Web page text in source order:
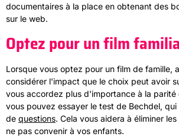
documentaires à la place en obtenant des
sur le web.
Optez pour un film
Lorsque vous optez pour un film de famille,
considérer l'impact que le choix peut avoir
vous accordez plus d'importance à la parité
vous pouvez essayer le test de Bechdel, qui
de questions. Cela vous aidera à éliminer
ne pas convenir à vos enfants.